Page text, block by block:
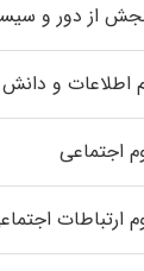
از دور و
اطلاعات و
اجتماعی
ارتباطات